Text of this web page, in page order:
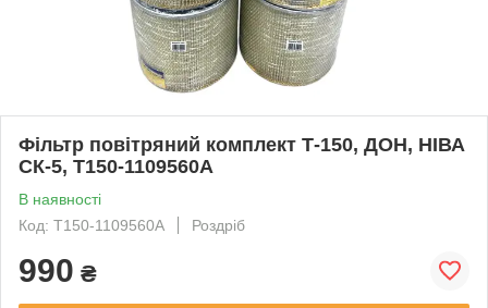
Фільтр повітряний комплект Т-150, ДОН, НІВА
СК-5, Т150-1109560А
В наявності
Код: Т150-1109560А
Роздріб
990 ₴